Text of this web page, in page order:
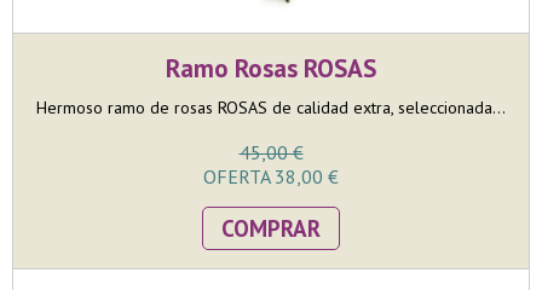
Ramo Rosas ROSAS
Hermoso ramo de rosas ROSAS de calidad extra, seleccionada...
45,00 €
OFERTA 38,00 €
COMPRAR